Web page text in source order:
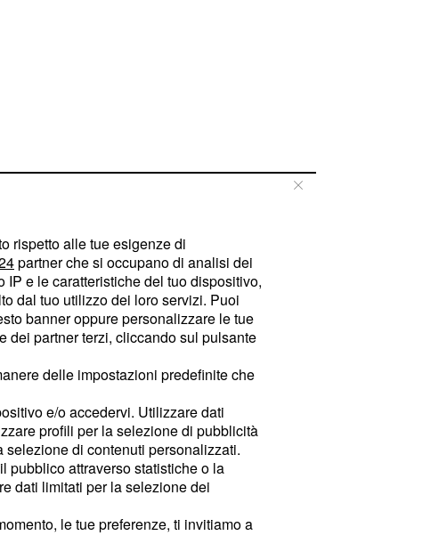
rispetto alle tue esigenze di
partner che si occupano di analisi dei
e le caratteristiche del tuo dispositivo,
dal tuo utilizzo dei loro servizi. Puoi
banner oppure personalizzare le tue
dei partner terzi, cliccando sul pulsante
delle impostazioni predefinite che
e/o accedervi. Utilizzare dati
profili per la selezione di pubblicità
di contenuti personalizzati.
pubblico attraverso statistiche o la
dati limitati per la selezione dei
le tue preferenze, ti invitiamo a